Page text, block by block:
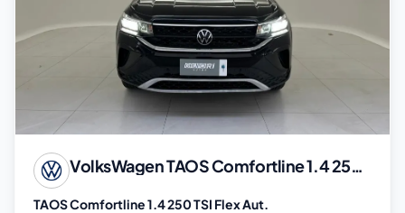
VolksWagenTAOS Comfortline 1.4 250 TSI Flex Aut.
TAOS Comfortline 1.4 250 TSI Flex Aut.